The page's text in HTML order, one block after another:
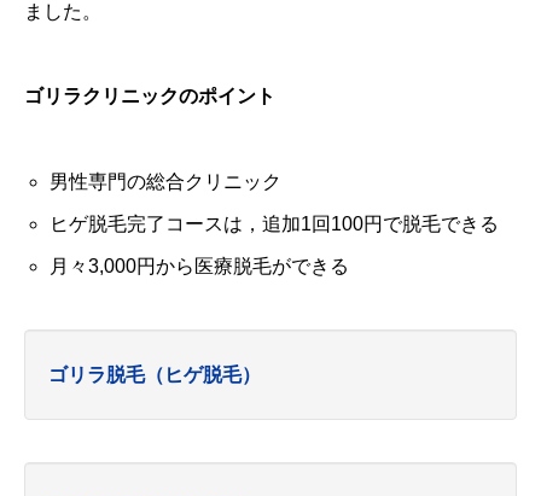
ました。
ゴリラクリニックのポイント
男性専門の総合クリニック
ヒゲ脱毛完了コースは，追加1回100円で脱毛できる
月々3,000円から医療脱毛ができる
ゴリラ脱毛（ヒゲ脱毛）